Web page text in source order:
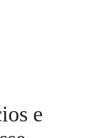
e